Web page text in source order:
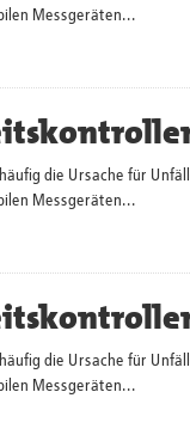
Messgeräten...
die Ursache für
Messgeräten...
die Ursache für
Messgeräten...